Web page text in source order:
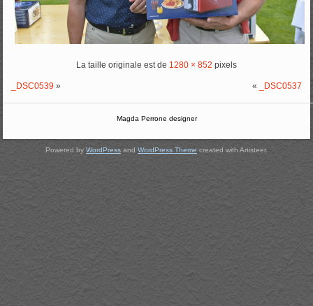
La taille originale est de 1280 × 852 pixels
_DSC0539 » « _DSC0537
Magda Perrone designer
Powered by WordPress and WordPress Theme created with Artisteer.